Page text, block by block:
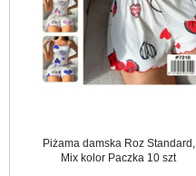
Piżama damska Roz Standard,
Mix kolor Paczka 10 szt